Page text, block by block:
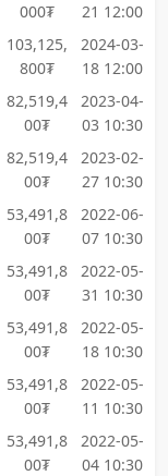
000₮
21 12:00
103,125,
800₮
2024-03-
18 12:00
82,519,4
00₮
2023-04-
03 10:30
82,519,4
00₮
2023-02-
27 10:30
53,491,8
00₮
2022-06-
07 10:30
53,491,8
00₮
2022-05-
31 10:30
53,491,8
00₮
2022-05-
18 10:30
53,491,8
00₮
2022-05-
11 10:30
53,491,8
00₮
2022-05-
04 10:30